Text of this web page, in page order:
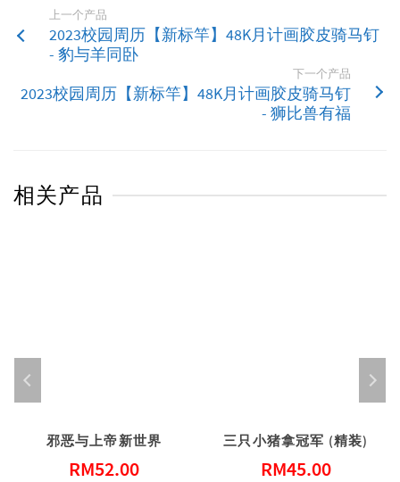
上一个产品
2023校园周历【新标竿】48K月计画胶皮骑马钉
- 豹与羊同卧
下一个产品
2023校园周历【新标竿】48K月计画胶皮骑马钉
- 狮比兽有福
相关产品
邪恶与上帝新世界
RM52.00
三只小猪拿冠军 (精装)
RM45.00